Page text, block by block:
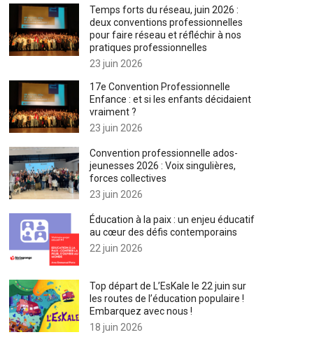
Temps forts du réseau, juin 2026 :
deux conventions professionnelles
pour faire réseau et réfléchir à nos
pratiques professionnelles
23 juin 2026
17e Convention Professionnelle
Enfance : et si les enfants décidaient
vraiment ?
23 juin 2026
Convention professionnelle ados-
jeunesses 2026 : Voix singulières,
forces collectives
23 juin 2026
Éducation à la paix : un enjeu éducatif
au cœur des défis contemporains
22 juin 2026
Top départ de L’EsKale le 22 juin sur
les routes de l’éducation populaire !
Embarquez avec nous !
18 juin 2026